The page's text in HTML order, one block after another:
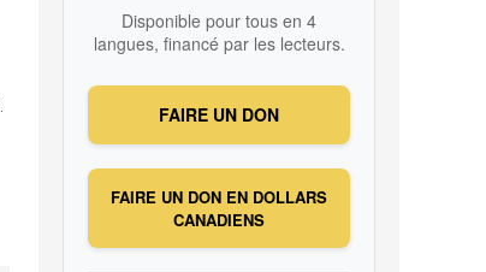
Disponible pour tous en 4
langues, financé par les lecteurs.
FAIRE UN DON
FAIRE UN DON EN DOLLARS
CANADIENS